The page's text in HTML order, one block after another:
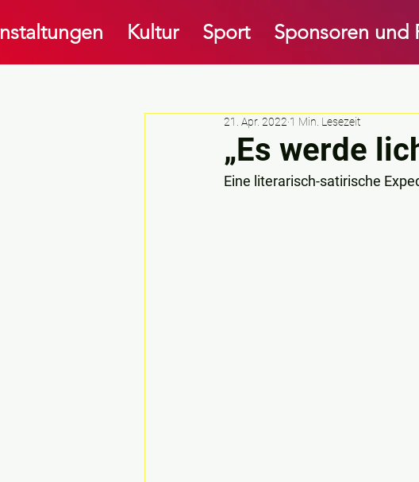
Kultur Sport Sponsoren und
„Es werde
21. Apr. 2022 1 Min. Lesezeit
Eine literarisch-satirische